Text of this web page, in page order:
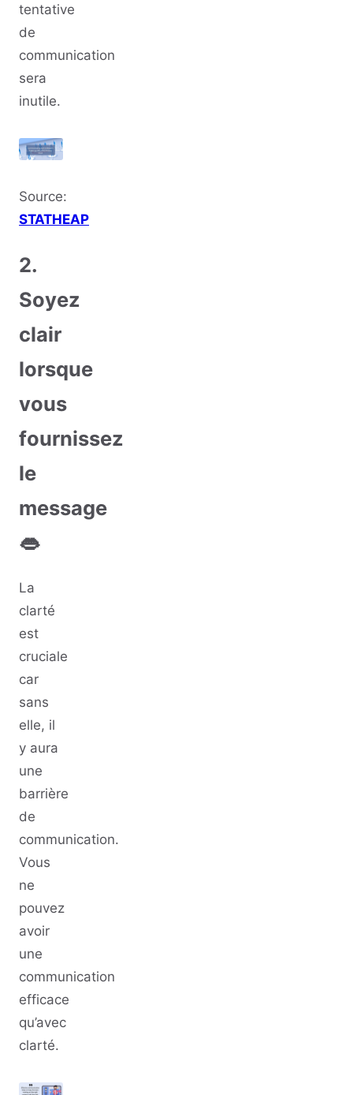
tentative
de
communication
sera
inutile.
Source:
STATHEAP
2.
Soyez
clair
lorsque
vous
fournissez
le
message
👄
La
clarté
est
cruciale
car
sans
elle, il
y aura
une
barrière
de
communication.
Vous
ne
pouvez
avoir
une
communication
efficace
qu’avec
clarté.